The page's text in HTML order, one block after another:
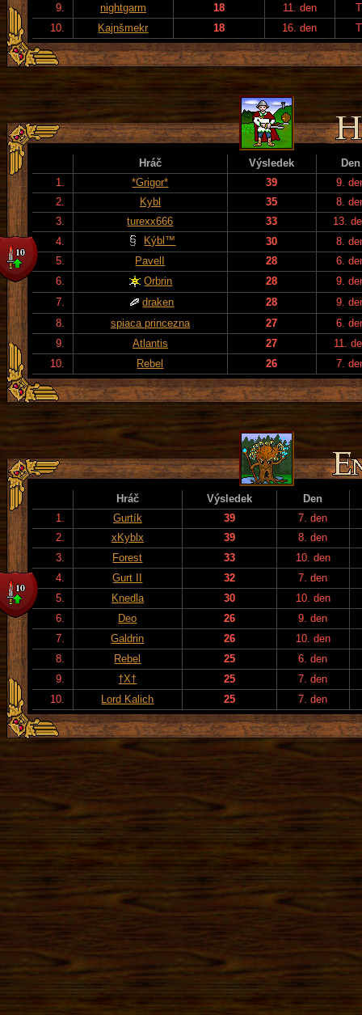
9.
nightgarm 18 11. den
10.
Kajnšmekr 18 16. den
Hráč Výsledek
Den
1.
*Grigor* 39
9.
2.
Kybl 35
8.
3.
turexx666 33
13.
4.
Kýbl™ 30
8.
5.
PavelI 28
6.
6.
Orbrin 28
9.
7.
draken 28
9.
8.
spiaca princezna 27
6.
9.
Atlantis 27
11.
10.
Rebel 26 7.
Hráč Výsledek
Den
1.
Gurtík 39
7. den
2.
xKyblx 39
8. den
3.
Forest 33
10. den
4.
Gurt II 32
7. den
5.
Knedla 30
10. den
6.
Deo 26
9. den
7.
Galdrin 26
10. den
8.
Rebel 25
6. den
9.
†X† 25
7. den
10.
Lord Kalich 25 7. den